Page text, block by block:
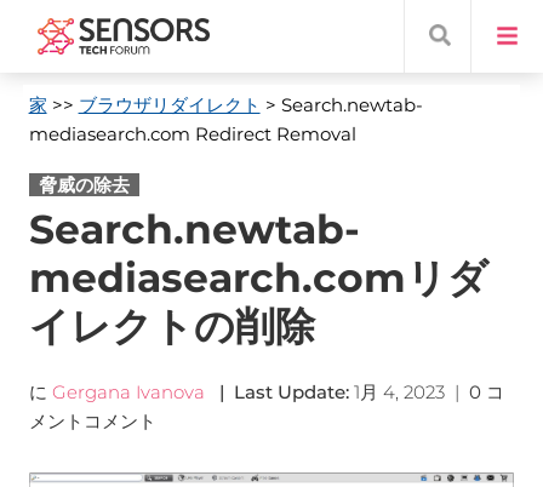
家 >> ブラウザリダイレクト > Search.newtab-
mediasearch.com Redirect Removal
脅威の除去
Search.newtab-
mediasearch.comリダ
イレクトの削除
に Gergana Ivanova | Last Update: 1月 4, 2023| 0 コ
メントコメント